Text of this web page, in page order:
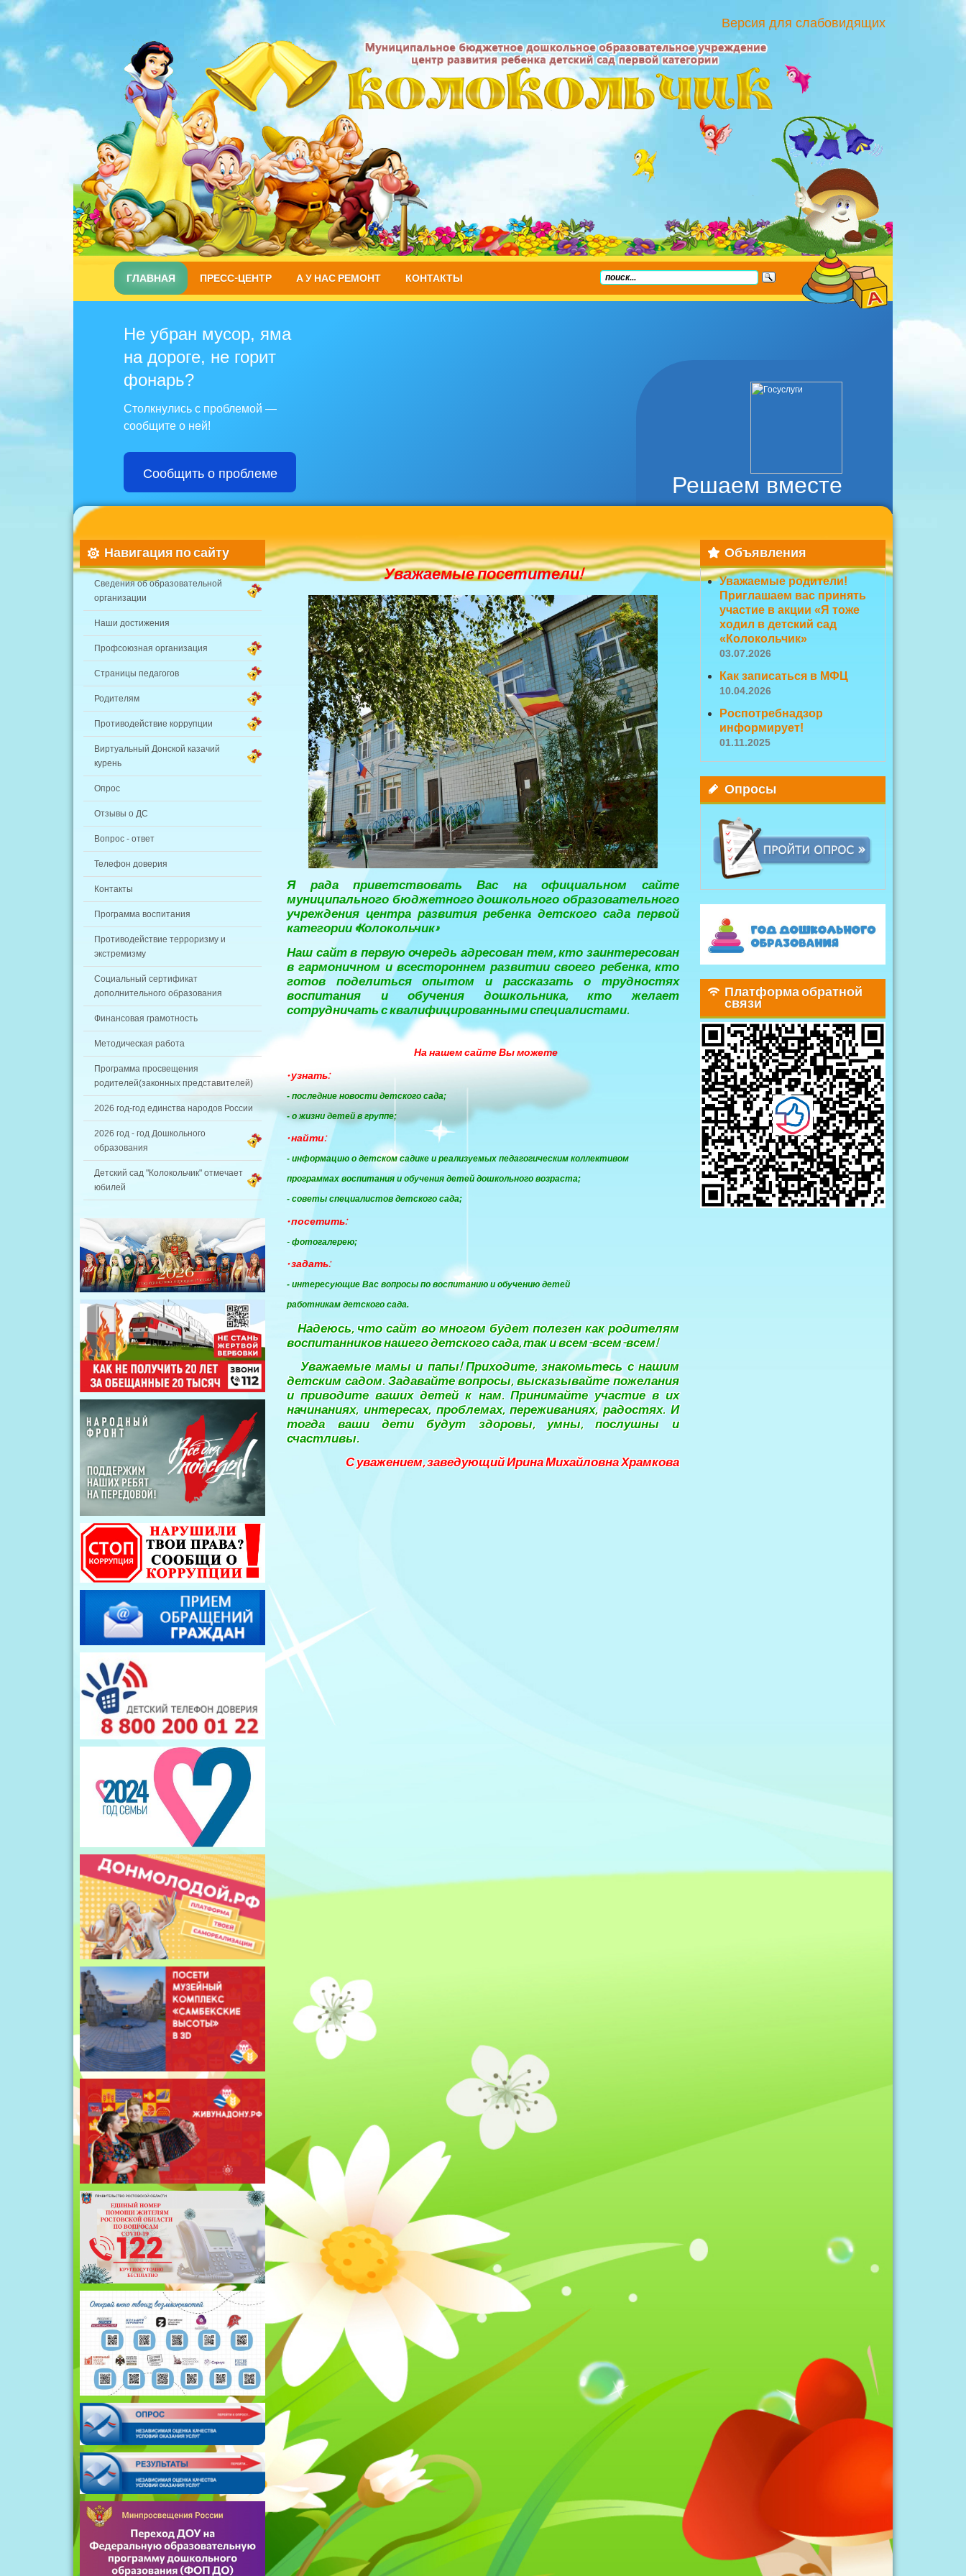
Версия для слабовидящих
ГЛАВНАЯ ПРЕСС-ЦЕНТР А У НАС РЕМОНТ КОНТАКТЫ
Решаем вместе
Не убран мусор, яма
на дороге, не горит
фонарь?
Столкнулись с проблемой —
сообщите о ней!
Сообщить о проблеме
Уважаемые посетители!
Я рада приветствовать Вас на официальном сайте
муниципального бюджетного дошкольного образовательного
учреждения центра развития ребенка детского сада первой
категории «Колокольчик»
Наш сайт в первую очередь адресован тем, кто заинтересован
в гармоничном и всестороннем развитии своего ребенка, кто
готов поделиться опытом и рассказать о трудностях
воспитания и обучения дошкольника, кто желает
сотрудничать с квалифицированными специалистами.
На нашем сайте Вы можете
• узнать:
- последние новости детского сада;
- о жизни детей в группе;
• найти:
- информацию о детском садике и реализуемых педагогическим коллективом
программах воспитания и обучения детей дошкольного возраста;
- советы специалистов детского сада;
• посетить:
-фотогалерею;
• задать:
- интересующие Вас вопросы по воспитанию и обучению детей
работникам детского сада.
Надеюсь, что сайт во многом будет полезен как родителям
воспитанников нашего детского сада, так и всем-всем-всем!
Уважаемые мамы и папы! Приходите, знакомьтесь с нашим
детским садом. Задавайте вопросы, высказывайте пожелания
и приводите ваших детей к нам. Принимайте участие в их
начинаниях, интересах, проблемах, переживаниях, радостях. И
тогда ваши дети будут здоровы, умны, послушны и
счастливы.
С уважением, заведующий Ирина Михайловна Храмкова
Навигация по сайту
Сведения об образовательной
организации
Наши достижения
Профсоюзная организация
Страницы педагогов
Родителям
Противодействие коррупции
Виртуальный Донской казачий
курень
Опрос
Отзывы о ДС
Вопрос - ответ
Телефон доверия
Контакты
Программа воспитания
Противодействие терроризму и
экстремизму
Социальный сертификат
дополнительного образования
Финансовая грамотность
Методическая работа
Программа просвещения
родителей(законных представителей)
2026 год-год единства народов России
2026 год - год Дошкольного
образования
Детский сад "Колокольчик" отмечает
юбилей
Объявления
Уважаемые родители!
Приглашаем вас принять
участие в акции «Я тоже
ходил в детский сад
«Колокольчик»
03.07.2026
Как записаться в МФЦ
10.04.2026
Роспотребнадзор
информирует!
01.11.2025
Опросы
Платформа обратной
связи